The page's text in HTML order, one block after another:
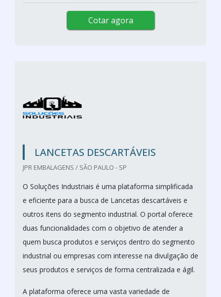
Cotar agora
LANCETAS DESCARTÁVEIS
JPR EMBALAGENS / SÃO PAULO - SP
O Soluções Industriais é uma plataforma simplificada
e eficiente para a busca de Lancetas descartáveis e
outros itens do segmento industrial. O portal oferece
duas funcionalidades com o objetivo de atender a
quem busca produtos e serviços dentro do segmento
industrial ou empresas com interesse na divulgação de
seus produtos e serviços de forma centralizada e ágil.
A plataforma oferece uma vasta variedade de